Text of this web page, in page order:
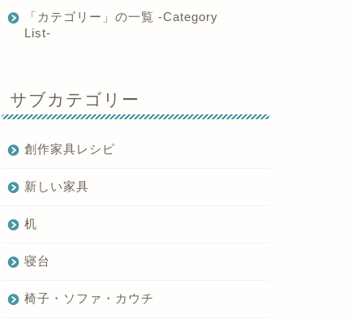
「カテゴリー」の一覧 -Category
List-
サブカテゴリー
創作家具レシピ
新しい家具
机
寝台
椅子・ソファ・カウチ